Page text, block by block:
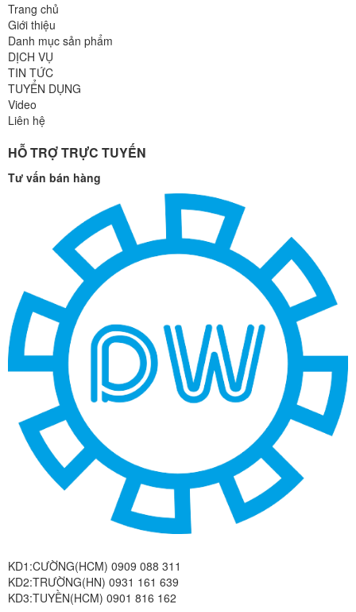
Trang chủ
Giới thiệu
Danh mục sản phẩm
DỊCH VỤ
TIN TỨC
TUYỂN DỤNG
Video
Liên hệ
HỖ TRỢ TRỰC TUYẾN
Tư vấn bán hàng
KD1:CƯỜNG(HCM) 0909 088 311
KD2:TRƯỜNG(HN) 0931 161 639
KD3:TUYỀN(HCM) 0901 816 162